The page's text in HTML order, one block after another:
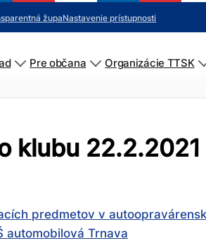
župaNastavenie prístupnosti
Pre občana Organizácie TTSK
klubu 22.2.2021
predmetov v
automobilová Trnava